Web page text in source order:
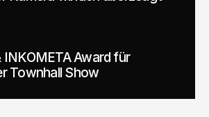
INKOMETA Award für
Townhall Show